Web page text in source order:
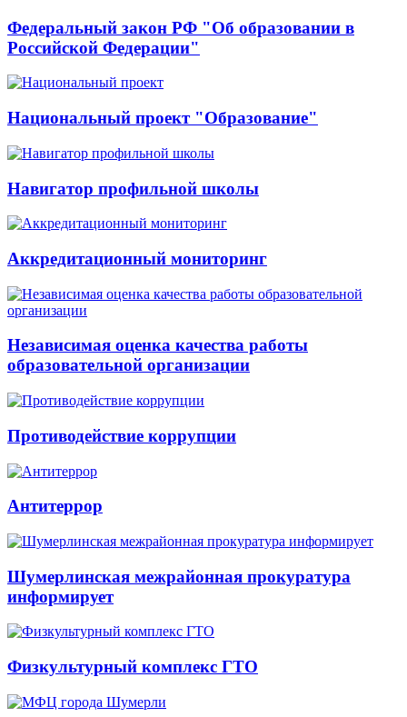
Федеральный закон РФ "Об образовании в
Российской Федерации"
Национальный проект "Образование"
Навигатор профильной школы
Аккредитационный мониторинг
Независимая оценка качества работы
образовательной организации
Противодействие коррупции
Антитеррор
Шумерлинская межрайонная прокуратура
информирует
Физкультурный комплекс ГТО